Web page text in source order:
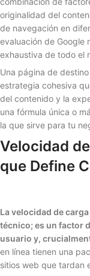
originalidad del
de navegación en
evaluación de Google
exhaustiva de todo el
Una página de
estrategia cohesiva
del contenido y la
una fórmula única o
la que sirve para tu
Velocidad
que Define
La velocidad de
técnico; es un factor
usuario y,
en línea tienen una
sitios web que tardan